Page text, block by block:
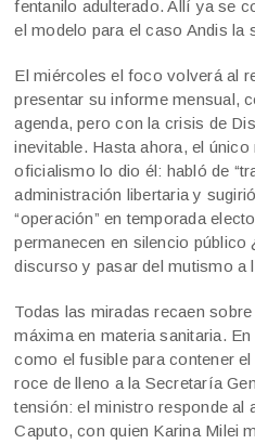
fentanilo adulterado. Allí ya se
el modelo para el caso Andis la
El miércoles el foco volverá al
presentar su informe mensual,
agenda, pero con la crisis de
inevitable. Hasta ahora, el
oficialismo lo dio él: habló de
administración libertaria y
“operación” en temporada
permanecen en silencio público
discurso y pasar del mutismo a
Todas las miradas recaen
máxima en materia sanitaria.
como el fusible para contener
roce de lleno a la Secretaría
tensión: el ministro responde al
Caputo, con quien Karina Milei